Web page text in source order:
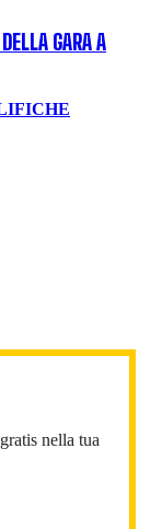
GARA A
nella tua